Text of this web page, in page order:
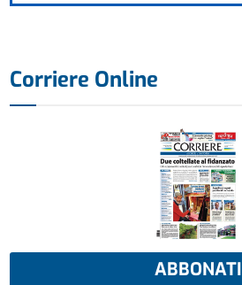
Corriere Online
ABBONATI